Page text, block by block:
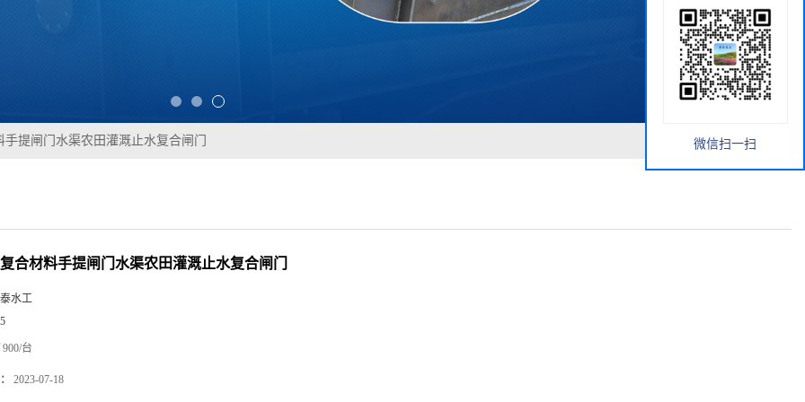
手提闸门水渠农田灌溉止水复合闸门
合材料手提闸门水渠农田灌溉止水复合闸门
水工
台
2023-07-18
微信扫一扫